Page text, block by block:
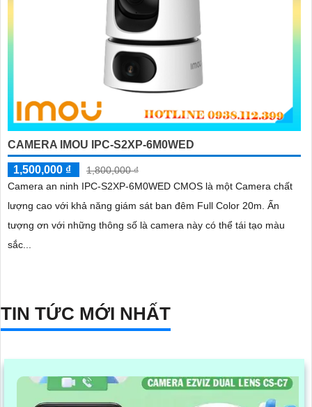
CAMERA IMOU IPC-S2XP-6M0WED
1,500,000 ₫
1,800,000 ₫
Camera an ninh IPC-S2XP-6M0WED CMOS là một Camera chất
lượng cao với khả năng giám sát ban đêm Full Color 20m. Ấn
tượng ơn với những thông số là camera này có thể tái tạo màu
sắc...
TIN TỨC MỚI NHẤT